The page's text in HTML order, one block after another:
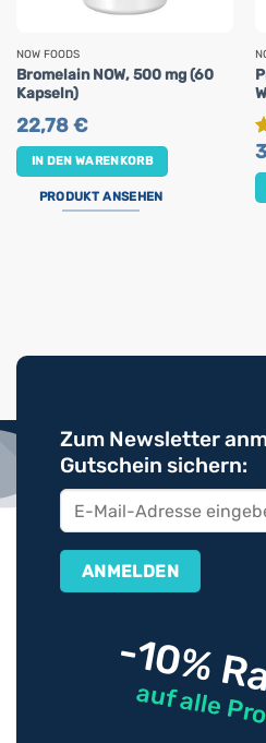
NOW FOODS
Bromelain NOW, 500 mg (60
Kapseln)
22,78€
IN DEN WARENKORB
PRODUKT ANSEHEN
Zum Newsletter
Gutschein sichern:
-10%
auf alle